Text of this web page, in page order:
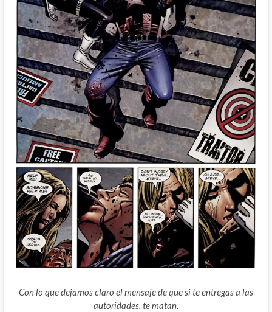
Con lo que dejamos claro el mensaje de que si te entregas a las
autoridades, te matan.